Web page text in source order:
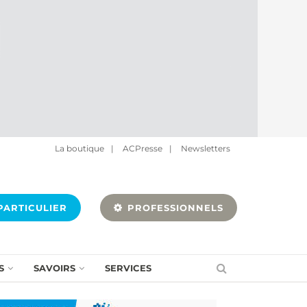
La boutique | ACPresse | Newsletters
PROFESSIONNELS
SAVOIRS SERVICES